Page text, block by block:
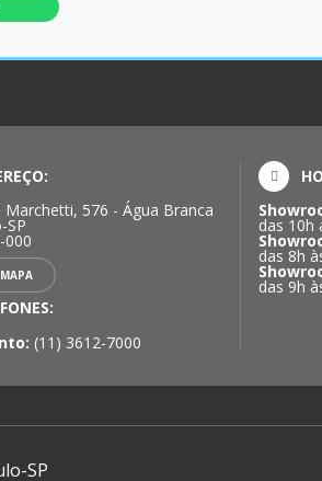
Marchetti, 576 - Água Branca
SP
000
(11) 3612-7000
das 10h
das 8h
das 9h
SP